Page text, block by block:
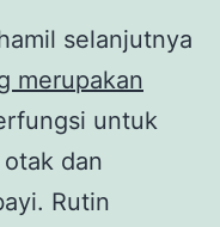
selanjutnya
merupakan
untuk
dan
Rutin